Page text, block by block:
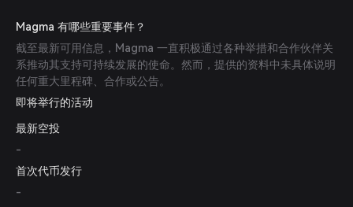
Magma 有哪些重要事件？
截至最新可用信息，Magma 一直积极通过各种举措和合作伙伴关
系推动其支持可持续发展的使命。然而，提供的资料中未具体说明
任何重大里程碑、合作或公告。
即将举行的活动
最新空投
-
首次代币发行
-